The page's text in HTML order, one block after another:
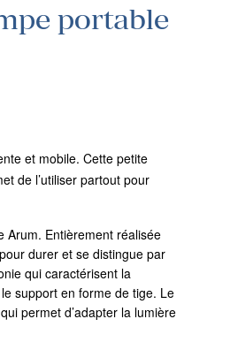
portable
et mobile. Cette petite
de l’utiliser partout pour
Arum. Entièrement réalisée
durer et se distingue par
qui caractérisent la
support en forme de tige. Le
permet d’adapter la lumière